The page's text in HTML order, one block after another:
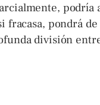
podría
fracasa, pondrá
división